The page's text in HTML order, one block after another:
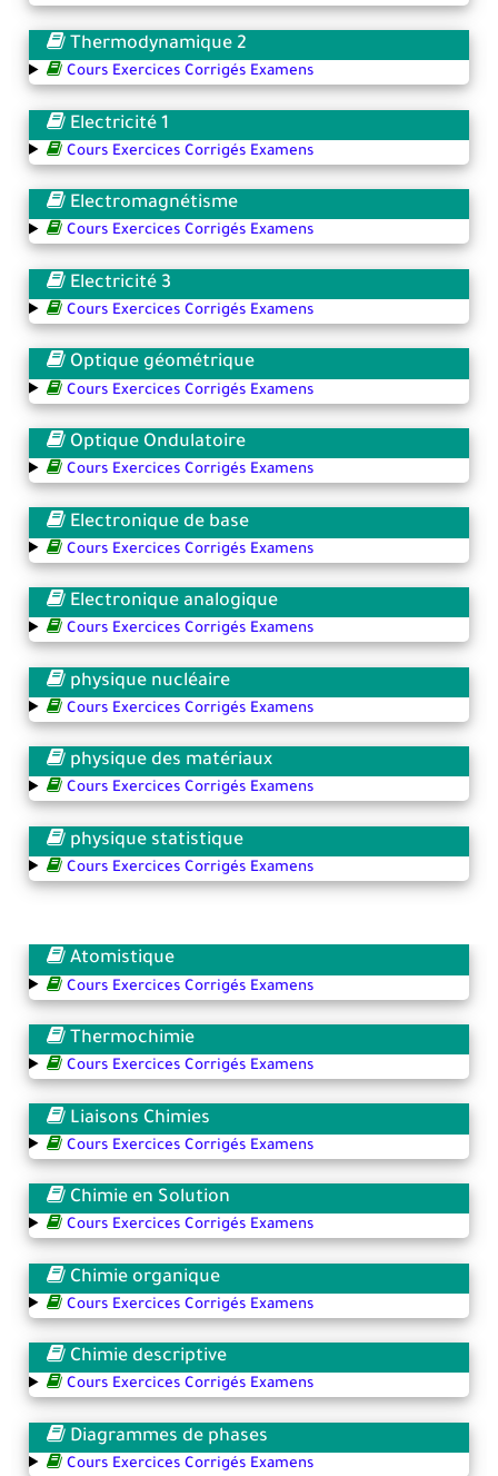
Thermodynamique 2
Cours Exercices Corrigés Examens
Electricité 1
Cours Exercices Corrigés Examens
Electromagnétisme
Cours Exercices Corrigés Examens
Electricité 3
Cours Exercices Corrigés Examens
Optique géométrique
Cours Exercices Corrigés Examens
Optique Ondulatoire
Cours Exercices Corrigés Examens
Electronique de base
Cours Exercices Corrigés Examens
Electronique analogique
Cours Exercices Corrigés Examens
physique nucléaire
Cours Exercices Corrigés Examens
physique des matériaux
Cours Exercices Corrigés Examens
physique statistique
Cours Exercices Corrigés Examens
Atomistique
Cours Exercices Corrigés Examens
Thermochimie
Cours Exercices Corrigés Examens
Liaisons Chimies
Cours Exercices Corrigés Examens
Chimie en Solution
Cours Exercices Corrigés Examens
Chimie organique
Cours Exercices Corrigés Examens
Chimie descriptive
Cours Exercices Corrigés Examens
Diagrammes de phases
Cours Exercices Corrigés Examens